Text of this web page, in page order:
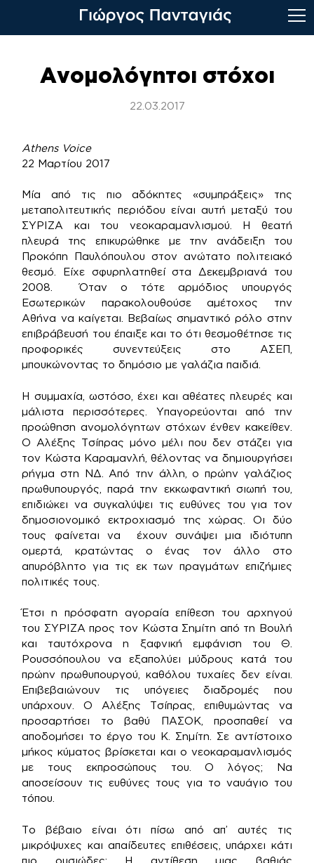
Ανομολόγητοι στόχοι
22.03.2017
Athens Voice
22 Μαρτίου 2017
Μία από τις πιο αδόκητες «συμπράξεις» της
μεταπολιτευτικής περιόδου είναι αυτή μεταξύ του
ΣΥΡΙΖΑ και του νεοκαραμανλισμού. Η θεατή
πλευρά της επικυρώθηκε με την ανάδειξη του
Προκόπη Παυλόπουλου στον ανώτατο πολιτειακό
θεσμό. Είχε σφυρηλατηθεί στα Δεκεμβριανά του
2008. Όταν ο τότε αρμόδιος υπουργός
Εσωτερικών παρακολουθούσε αμέτοχος την
Αθήνα να καίγεται. Βεβαίως σημαντικό ρόλο στην
επιβράβευσή του έπαιξε και το ότι θεσμοθέτησε τις
προφορικές συνεντεύξεις στο ΑΣΕΠ,
μπουκώνοντας το δημόσιο με γαλάζια παιδιά.
Η συμμαχία, ωστόσο, έχει και αθέατες πλευρές και
μάλιστα περισσότερες. Υπαγορεύονται από την
προώθηση ανομολόγητων στόχων ένθεν κακείθεν.
Ο Αλέξης Τσίπρας μόνο μέλι που δεν στάζει για
τον Κώστα Καραμανλή, θέλοντας να δημιουργήσει
ρήγμα στη ΝΔ. Από την άλλη, ο πρώην γαλάζιος
πρωθυπουργός, παρά την εκκωφαντική σιωπή του,
επιδιώκει να συγκαλύψει τις ευθύνες του για τον
δημοσιονομικό εκτροχιασμό της χώρας. Οι δύο
τους φαίνεται να έχουν συνάψει μια ιδιότυπη
ομερτά, κρατώντας ο ένας τον άλλο στο
απυρόβλητο για τις εκ των πραγμάτων επιζήμιες
πολιτικές τους.
Έτσι η πρόσφατη αγοραία επίθεση του αρχηγού
του ΣΥΡΙΖΑ προς τον Κώστα Σημίτη από τη Βουλή
και ταυτόχρονα η ξαφνική εμφάνιση του Θ.
Ρουσσόπουλου να εξαπολύει μύδρους κατά του
πρώην πρωθυπουργού, καθόλου τυχαίες δεν είναι.
Επιβεβαιώνουν τις υπόγειες διαδρομές που
υπάρχουν. Ο Αλέξης Τσίπρας, επιθυμώντας να
προσαρτήσει το βαθύ ΠΑΣΟΚ, προσπαθεί να
αποδομήσει το έργο του Κ. Σημίτη. Σε αντίστοιχο
μήκος κύματος βρίσκεται και ο νεοκαραμανλισμός
με τους εκπροσώπους του. Ο λόγος; Να
αποσείσουν τις ευθύνες τους για το ναυάγιο του
τόπου.
Το βέβαιο είναι ότι πίσω από απ’ αυτές τις
μικρόψυχες και απαίδευτες επιθέσεις, υπάρχει κάτι
πιο ουσιώδες: Η αντίθεση μιας βαθιάς